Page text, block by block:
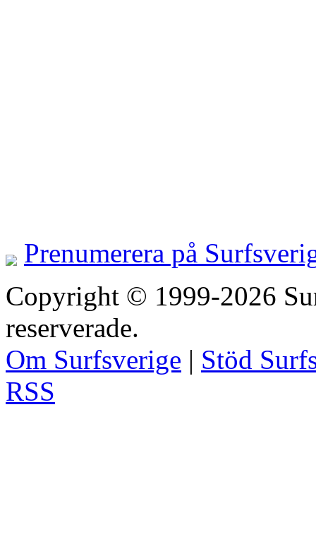
Prenumerera på
Copyright © 1999-2026
reserverade.
Om Surfsverige | Stöd
RSS